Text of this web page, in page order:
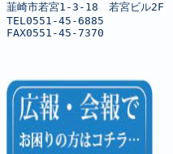
韮崎市若宮1-3-18　若宮ビル2F
TEL0551-45-6885
FAX0551-45-7370